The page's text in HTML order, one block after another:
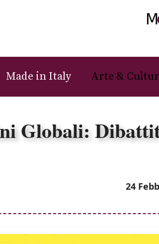
Made in Italy Arte &
Globali:
24